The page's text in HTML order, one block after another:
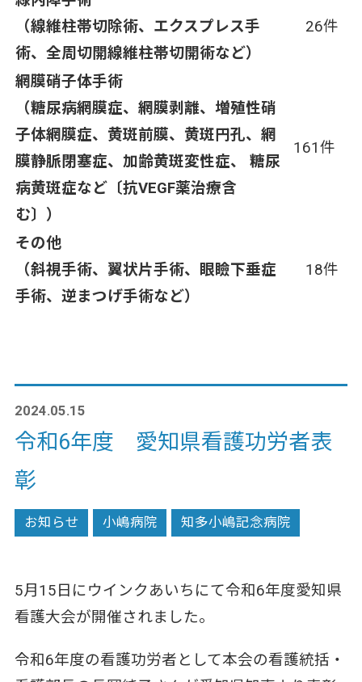
（線維柱帯切除術、エクスプレス手
術、全周切開線維柱帯切開術など）
26件
網膜硝子体手術
（糖尿病網膜症、網膜剥離、増殖性硝
子体網膜症、黄斑前膜、黄斑円孔、網
膜静脈閉塞症、加齢黄斑変性症、 糖尿
病黄斑症など〔抗VEGF薬治療含
む〕）
161件
その他
（斜視手術、翼状片手術、眼瞼下垂症
手術、逆まつげ手術など）
18件
2024.05.15
令和6年度 愛知県看護功労者表
彰
お知らせ 小嶋病院 知多小嶋記念病院
5月15日にウインクあいちにて令和6年度愛知県
看護大会が開催されました。
令和6年度の看護功労者として本会の看護統括・